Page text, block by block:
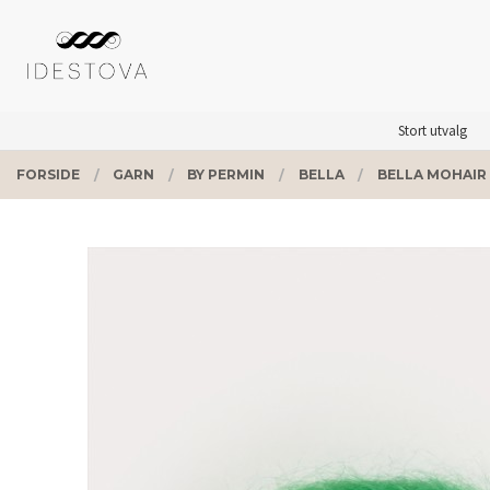
innholdet
Stort utvalg
PRODUKTER
FORSIDE GARN BY PERMIN BELLA BELLA